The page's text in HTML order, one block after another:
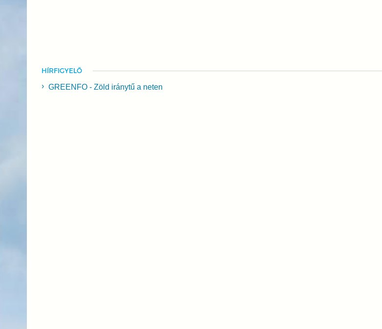
HÍRFIGYELŐ
GREENFO - Zöld iránytű a neten